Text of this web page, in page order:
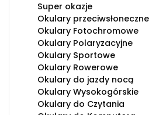
Super okazje
Okulary przeciwsłoneczne
Okulary Fotochromowe
Okulary Polaryzacyjne
Okulary Sportowe
Okulary Rowerowe
Okulary do jazdy nocą
Okulary Wysokogórskie
Okulary do Czytania